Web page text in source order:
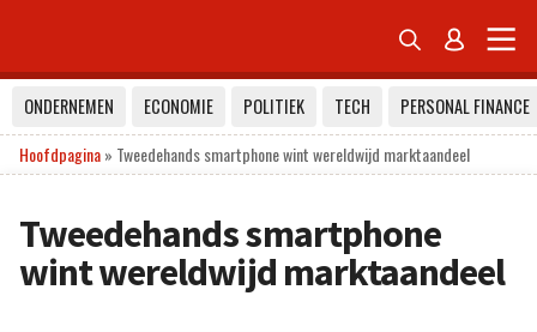
 
ONDERNEMEN ECONOMIE POLITIEK TECH
PERSONAL FINANCE
Hoofdpagina» Tweedehands smartphone wint wereldwijd marktaandeel
Tweedehands smartphone
wint wereldwijd marktaandeel